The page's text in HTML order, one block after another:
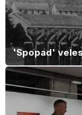
'Spopad'